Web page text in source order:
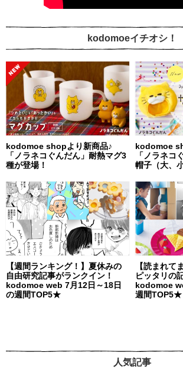
kodomoeイチオシ！
kodomoe shopより新商品♪
「ノラネコぐんだん」耐熱マグ3
種が登場！
kodomoe
「ノラネコ
帽子（大、
【週間ランキング！】夏休みの
自由研究記事がランクイン！
kodomoe web 7月12日～18日
の週間TOP5★
【読まれて
ピッタリの
kodomoe
週間TOP5★
人気記事